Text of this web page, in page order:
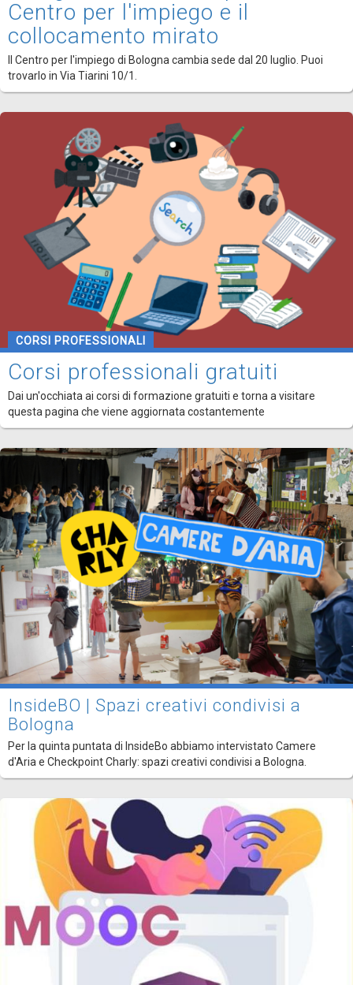
Centro per l'impiego e il
collocamento mirato
Il Centro per l'impiego di Bologna cambia sede dal 20 luglio. Puoi
trovarlo in Via Tiarini 10/1.
CORSI PROFESSIONALI
Corsi professionali gratuiti
Dai un'occhiata ai corsi di formazione gratuiti e torna a visitare
questa pagina che viene aggiornata costantemente
InsideBO | Spazi creativi condivisi a
Bologna
Per la quinta puntata di InsideBo abbiamo intervistato Camere
d'Aria e Checkpoint Charly: spazi creativi condivisi a Bologna.